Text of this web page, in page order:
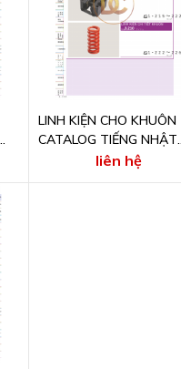
LINH KIỆN CHO KHUÔN
CATALOG TIẾNG NHẬT
liên hệ